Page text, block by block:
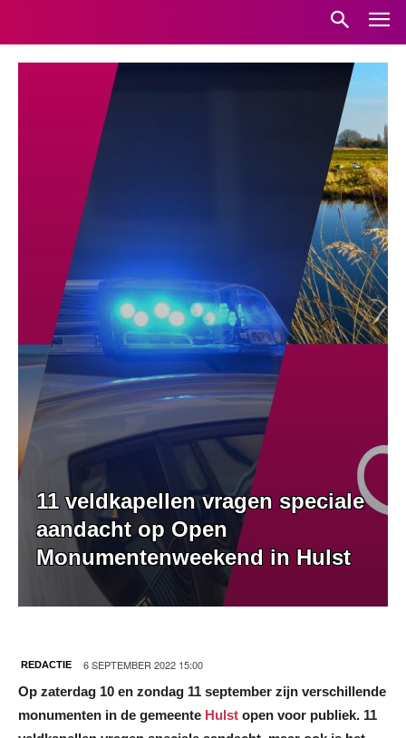
11 veldkapellen vragen speciale
aandacht op Open
Monumentenweekend in Hulst
REDACTIE 6 SEPTEMBER 2022 15:00
Op zaterdag 10 en zondag 11 september zijn verschillende
monumenten in de gemeente Hulst open voor publiek. 11